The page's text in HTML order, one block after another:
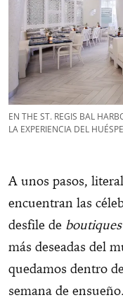
EN THE ST. REGIS BAL
LA EXPERIENCIA DEL
A unos pasos,
encuentran las
desfile de boutiques
más deseadas del
quedamos dentro
semana de ensueño.